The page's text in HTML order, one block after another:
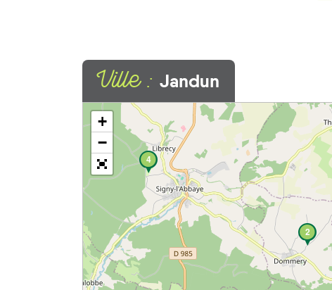
Ville : Jandun
2
4
+
−